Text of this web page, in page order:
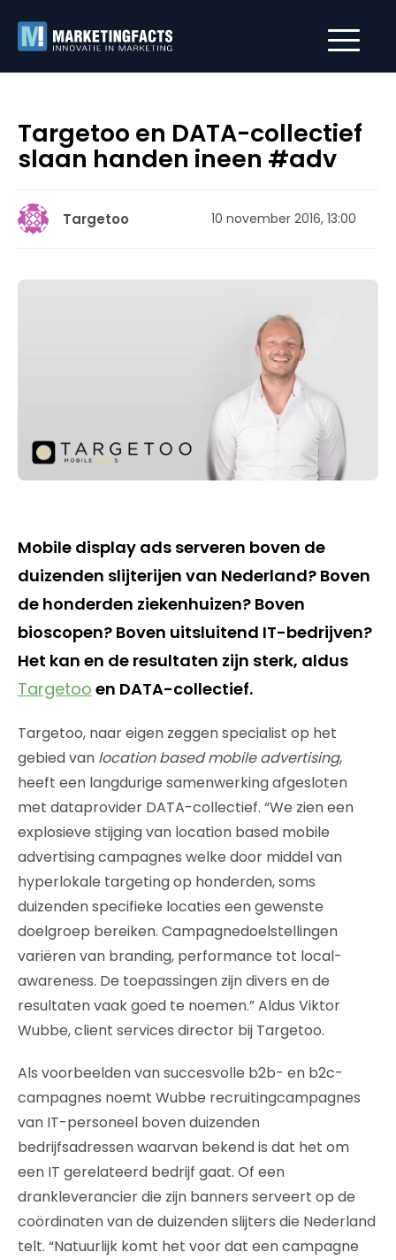
Targetoo en DATA-collectief
slaan handen ineen #adv
Targetoo 10 november 2016, 13:00
Mobile display ads serveren boven de
duizenden slijterijen van Nederland? Boven
de honderden ziekenhuizen? Boven
bioscopen? Boven uitsluitend IT-bedrijven?
Het kan en de resultaten zijn sterk, aldus
Targetoo en DATA-collectief.
Targetoo, naar eigen zeggen specialist op het
gebied van location based mobile advertising,
heeft een langdurige samenwerking afgesloten
met dataprovider DATA-collectief. “We zien een
explosieve stijging van location based mobile
advertising campagnes welke door middel van
hyperlokale targeting op honderden, soms
duizenden specifieke locaties een gewenste
doelgroep bereiken. Campagnedoelstellingen
variëren van branding, performance tot local-
awareness. De toepassingen zijn divers en de
resultaten vaak goed te noemen.” Aldus Viktor
Wubbe, client services director bij Targetoo.
Als voorbeelden van succesvolle b2b- en b2c-
campagnes noemt Wubbe recruitingcampagnes
van IT-personeel boven duizenden
bedrijfsadressen waarvan bekend is dat het om
een IT gerelateerd bedrijf gaat. Of een
drankleverancier die zijn banners serveert op de
coördinaten van de duizenden slijters die Nederland
telt. “Natuurlijk komt het voor dat een campagne